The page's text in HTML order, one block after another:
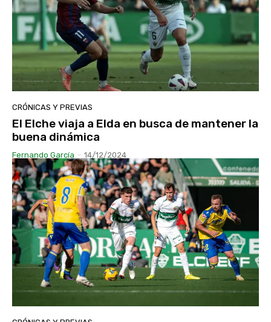
CRÓNICAS Y PREVIAS
El Elche viaja a Elda en busca de mantener la
buena dinámica
Fernando García - 14/12/2024